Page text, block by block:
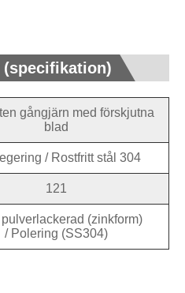
(specifikation)
gångjärn med förskjutna
blad
/ Rostfritt stål 304
121
(zinkform)
/ Polering (SS304)